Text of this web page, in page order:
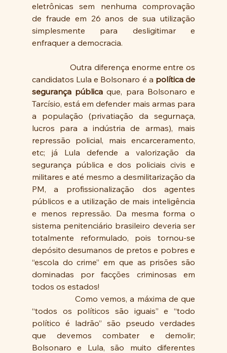
eletrônicas sem nenhuma comprovação
de fraude em 26 anos de sua utilização
simplesmente para desligitimar e
enfraquer a democracia.
                Outra diferença enorme entre os
candidatos Lula e Bolsonaro é a política de
segurança pública que, para Bolsonaro e
Tarcísio, está em defender mais armas para
a população (privatiação da segurnaça,
lucros para a indústria de armas), mais
repressão policial, mais encarceramento,
etc; já Lula defende a valorização da
segurança pública e dos policiais civis e
militares e até mesmo a desmilitarização da
PM, a profissionalização dos agentes
públicos e a utilização de mais inteligência
e menos repressão. Da mesma forma o
sistema penitenciário brasileiro deveria ser
totalmente reformulado, pois tornou-se
depósito desumanos de pretos e pobres e
“escola do crime” em que as prisões são
dominadas por facções criminosas em
todos os estados!
“todos os políticos são iguais” e “todo
político é ladrão” são pseudo verdades
que devemos combater e demolir;
Bolsonaro e Lula, são muito diferentes